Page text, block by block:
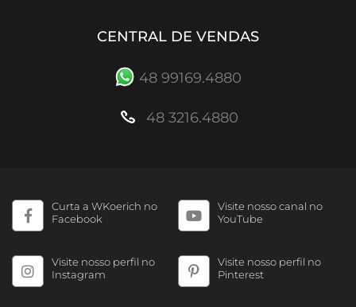
CENTRAL DE VENDAS
48 99169.4880
48 3216.4880
Curta a WKoerich no
Facebook
Visite nosso canal no
YouTube
Visite nosso perfil no
Instagram
Visite nosso perfil no
Pinterest